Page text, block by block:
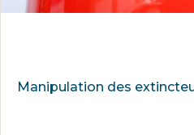
Manipulation des